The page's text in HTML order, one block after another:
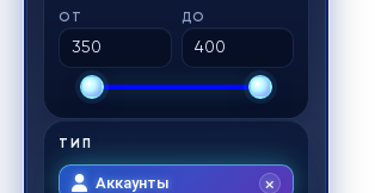
ОТ ДО
ТИП
Аккаунты